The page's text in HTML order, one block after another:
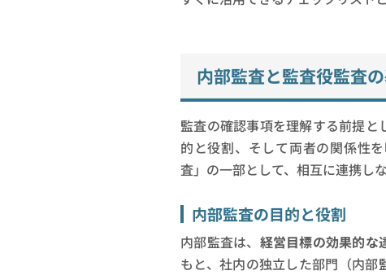
内部監査と監査役監査
監査の確認事項を理解する前提と
的と役割、そして両者の関係性
査」の一部として、相互に連携し
内部監査の目的と役割
内部監査は、 経営目標の効果的な
もと、社内の独立した部門（内